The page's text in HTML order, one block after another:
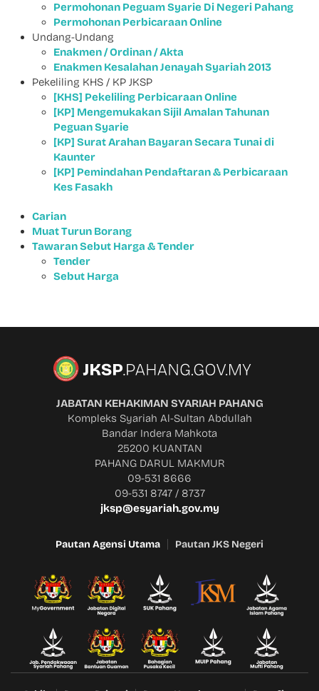
Permohonan Peguam Syarie Di Negeri Pahang
Permohonan Perbicaraan Online
Undang-Undang
Enakmen / Ordinan / Akta
Enakmen Kesalahan Jenayah Syariah 2013
Pekeliling KHS / KP JKSP
[KHS] Pekeliling Perbicaraan Online
[KP] Mengemukakan Sijil Amalan Tahunan
Peguan Syarie
[KP] Surat Arahan Bayaran Secara Tunai di
Kaunter
[KP] Pemindahan Pendaftaran & Perbicaraan
Kes Fasakh
Carian
Muat Turun Borang
Tawaran Sebut Harga & Tender
Tender
Sebut Harga
JABATAN KEHAKIMAN SYARIAH PAHANG
Kompleks Syariah Al-Sultan Abdullah
Bandar Indera Mahkota
25200 KUANTAN
PAHANG DARUL MAKMUR
09-531 8666
09-531 8747 / 8737
jksp@esyariah.gov.my
Pautan Agensi Utama Pautan JKS Negeri